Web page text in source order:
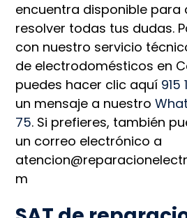
encuentra disponible para
resolver todas tus dudas.
con nuestro servicio
de electrodomésticos en
puedes hacer clic aquí 915
un mensaje a nuestro
75. Si prefieres, también
un correo electrónico a
m